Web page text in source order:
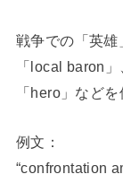
戦争での「英
「local baron
「hero」など
例文：
“confrontation